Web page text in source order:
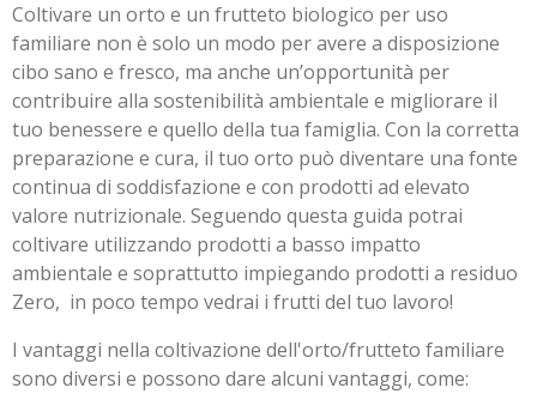
Coltivare un orto e un frutteto biologico per uso
familiare non è solo un modo per avere a disposizione
cibo sano e fresco, ma anche un’opportunità per
contribuire alla sostenibilità ambientale e migliorare il
tuo benessere e quello della tua famiglia. Con la corretta
preparazione e cura, il tuo orto può diventare una fonte
continua di soddisfazione e con prodotti ad elevato
valore nutrizionale. Seguendo questa guida potrai
coltivare utilizzando prodotti a basso impatto
ambientale e soprattutto impiegando prodotti a residuo
Zero, in poco tempo vedrai i frutti del tuo lavoro!
I vantaggi nella coltivazione dell'orto/frutteto familiare
sono diversi e possono dare alcuni vantaggi, come: